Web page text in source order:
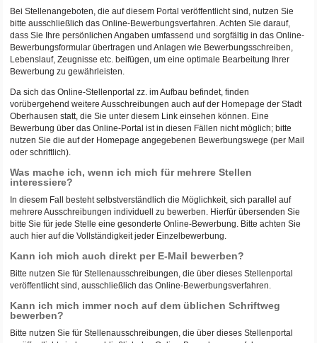
Bei Stellenangeboten, die auf diesem Portal veröffentlicht sind, nutzen Sie
bitte ausschließlich das Online-Bewerbungsverfahren. Achten Sie darauf,
dass Sie Ihre persönlichen Angaben umfassend und sorgfältig in das Online-
Bewerbungsformular übertragen und Anlagen wie Bewerbungsschreiben,
Lebenslauf, Zeugnisse etc. beifügen, um eine optimale Bearbeitung Ihrer
Bewerbung zu gewährleisten.
Da sich das Online-Stellenportal zz. im Aufbau befindet, finden
vorübergehend weitere Ausschreibungen auch auf der Homepage der Stadt
Oberhausen statt, die Sie unter diesem Link einsehen können. Eine
Bewerbung über das Online-Portal ist in diesen Fällen nicht möglich; bitte
nutzen Sie die auf der Homepage angegebenen Bewerbungswege (per Mail
oder schriftlich).
Was mache ich, wenn ich mich für mehrere Stellen
interessiere?
In diesem Fall besteht selbstverständlich die Möglichkeit, sich parallel auf
mehrere Ausschreibungen individuell zu bewerben. Hierfür übersenden Sie
bitte Sie für jede Stelle eine gesonderte Online-Bewerbung. Bitte achten Sie
auch hier auf die Vollständigkeit jeder Einzelbewerbung.
Kann ich mich auch direkt per E-Mail bewerben?
Bitte nutzen Sie für Stellenausschreibungen, die über dieses Stellenportal
veröffentlicht sind, ausschließlich das Online-Bewerbungsverfahren.
Kann ich mich immer noch auf dem üblichen Schriftweg
bewerben?
Bitte nutzen Sie für Stellenausschreibungen, die über dieses Stellenportal